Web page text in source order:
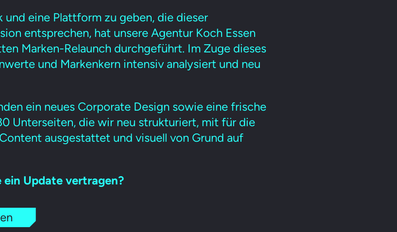
und eine Plattform zu geben, die dieser
entsprechen, hat unsere Agentur Koch Essen
Marken-Relaunch durchgeführt. Im Zuge dieses
und Markenkern intensiv analysiert und neu
ein neues Corporate Design sowie eine frische
Unterseiten, die wir neu strukturiert, mit für die
ausgestattet und visuell von Grund auf
Update vertragen?